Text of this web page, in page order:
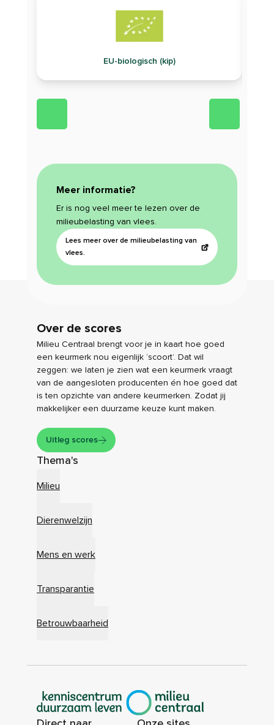
EU-biologisch (kip)
Meer informatie?
Er is nog veel meer te lezen over de
milieubelasting van vlees.
Lees meer over de milieubelasting van
vlees.
Over de scores
Milieu Centraal brengt voor je in kaart hoe goed
een keurmerk nou eigenlijk ‘scoort’. Dat wil
zeggen: we laten je zien wat een keurmerk vraagt
van de aangesloten producenten én hoe goed dat
is ten opzichte van andere keurmerken. Zodat jij
makkelijker een duurzame keuze kunt maken.
Uitleg scores
Thema's
Milieu
Dierenwelzijn
Mens en werk
Transparantie
Betrouwbaarheid
|